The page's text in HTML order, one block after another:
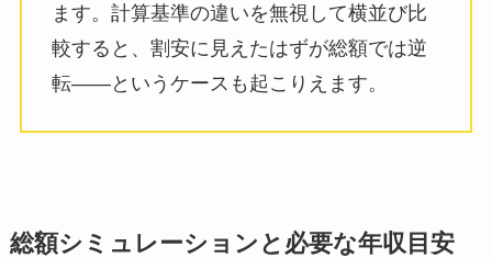
ます。計算基準の違いを無視して横並び比
較すると、割安に見えたはずが総額では逆
転——というケースも起こりえます。
総額シミュレーションと必要な年収目安